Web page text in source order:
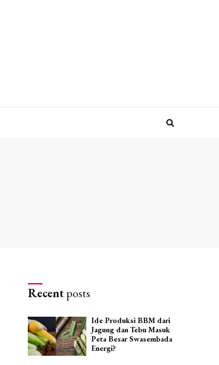
Recentposts
Ide Produksi BBM dari
Jagung dan Tebu Masuk
Peta Besar Swasembada
Energi?